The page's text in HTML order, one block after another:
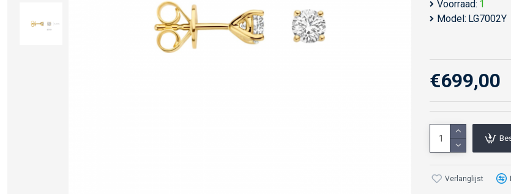
Voorraad: 1
Model: LG7002Y
€699,00
Verlanglijst